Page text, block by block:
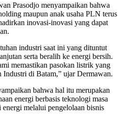
Prasodjo menyampaikan bahwa
maupun anak usaha PLN terus
inovasi-inovasi yang dapat
industri saat ini yang dituntut
serta beralih ke energi bersih.
memastikan pasokan listrik yang
Industri di Batam,” ujar Dermawan.
bahwa hal itu merupakan
energi berbasis teknologi masa
melalui pengelolaan bisnis